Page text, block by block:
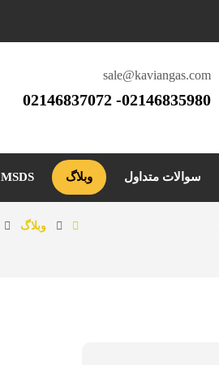
sale@kaviangas.com
02146835980- 02146837072
سوالات متداول وبلاگ MSDS
وبلاگ